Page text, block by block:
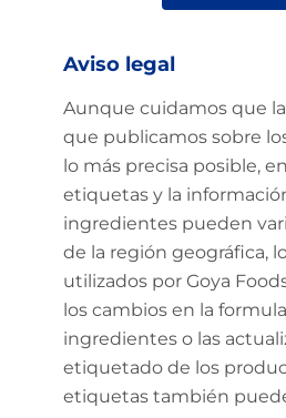
Aviso legal
Aunque cuidamos que
que publicamos sobre
lo más precisa posible,
etiquetas y la
ingredientes pueden
de la región geográfica,
utilizados por Goya
los cambios en la
ingredientes o las
etiquetado de los
etiquetas también